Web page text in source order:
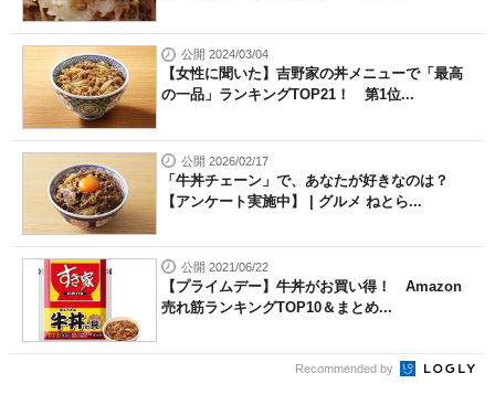
公開 2024/03/04
【女性に聞いた】吉野家の丼メニューで「最高
の一品」ランキングTOP21！ 第1位...
公開 2026/02/17
「牛丼チェーン」で、あなたが好きなのは？
【アンケート実施中】 | グルメ ねとら...
公開 2021/06/22
【プライムデー】牛丼がお買い得！ Amazon
売れ筋ランキングTOP10＆まとめ...
Recommended by